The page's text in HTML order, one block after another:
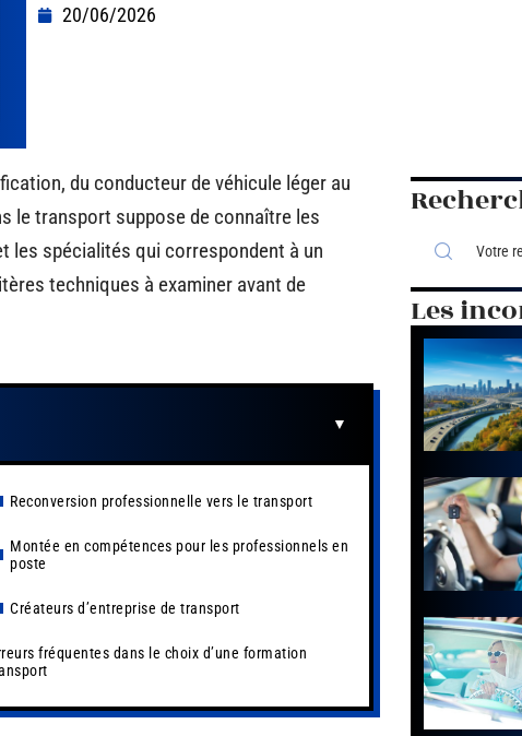
20/06/2026
du conducteur de véhicule léger au
le transport suppose de connaître les
les spécialités qui correspondent à un
techniques à examiner avant de
Reconversion professionnelle vers le transport
Montée en compétences pour les professionnels en
poste
Créateurs d’entreprise de transport
fréquentes dans le choix d’une formation
Les